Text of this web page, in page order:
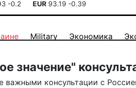
-0.2 EUR 93.19 -0.39
Military Экономика
значение"
важными консультации с